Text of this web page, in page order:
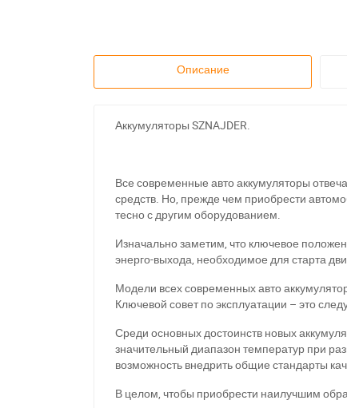
Описание
Аккумуляторы SZNAJDER.
Все современные авто аккумуляторы
средств. Но, прежде чем приобрести
тесно с другим оборудованием.
Изначально заметим, что ключевое
энерго-выхода, необходимое для старта
Модели всех современных авто
Ключевой совет по эксплуатации – это
Среди основных достоинств новых
значительный диапазон температур при
возможность внедрить общие стандарты
В целом, чтобы приобрести наилучшим